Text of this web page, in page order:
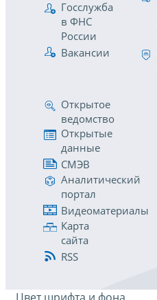
Госслужба
в ФНС
России
Вакансии
Открытое
ведомство
Открытые
данные
СМЭВ
Аналитический
портал
Видеоматериалы
Карта
сайта
RSS